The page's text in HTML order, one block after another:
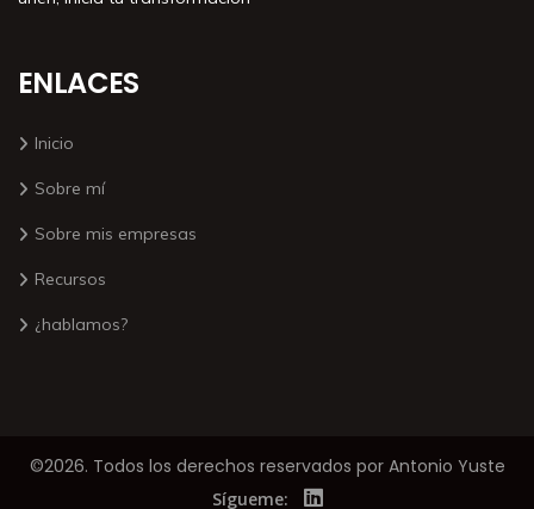
ENLACES
Inicio
Sobre mí
Sobre mis empresas
Recursos
¿hablamos?
©2026. Todos los derechos reservados por Antonio Yuste
Sígueme: